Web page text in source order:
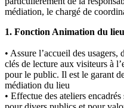
médiation, le chargé de
1. Fonction Animation du lieu
• Assure l’accueil des
clés de lecture aux visiteurs à
pour le public. Il est le garant
médiation du lieu
• Effectue des ateliers